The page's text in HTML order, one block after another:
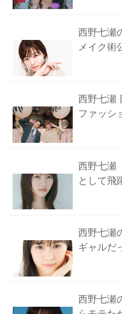
西野七瀬
メイク術
西野七瀬
ファッシ
西野七瀬
として飛
西野七瀬
ギャルだ
西野七瀬